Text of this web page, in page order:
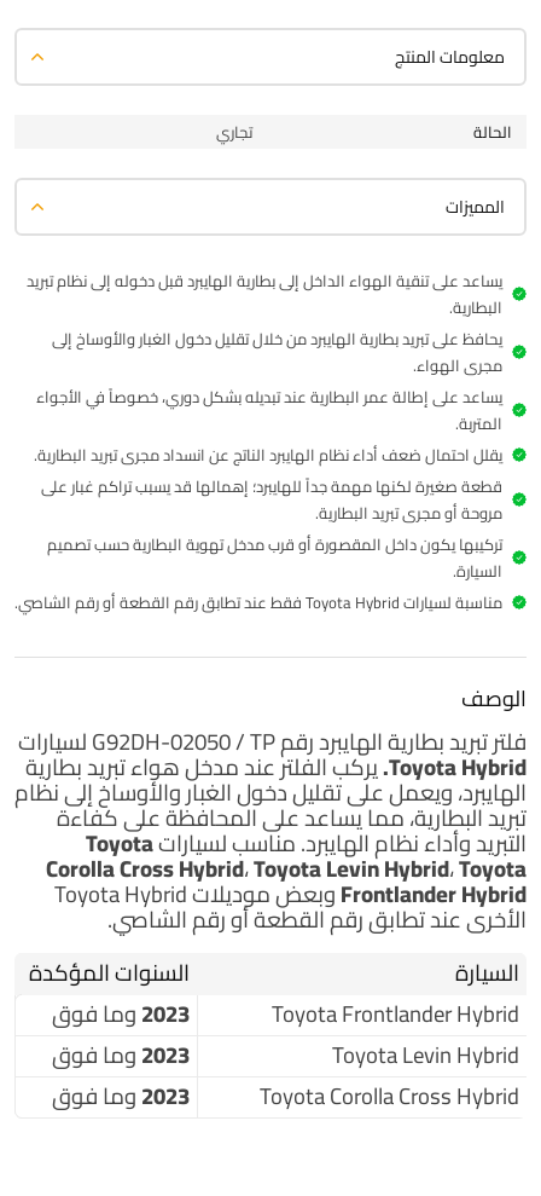
معلومات المنتج
الحالة تجاري
المميزات
يساعد على تنقية الهواء الداخل إلى بطارية الهايبرد قبل دخوله إلى نظام تبريد
البطارية.
يحافظ على تبريد بطارية الهايبرد من خلال تقليل دخول الغبار والأوساخ إلى
مجرى الهواء.
يساعد على إطالة عمر البطارية عند تبديله بشكل دوري، خصوصاً في الأجواء
المتربة.
يقلل احتمال ضعف أداء نظام الهايبرد الناتج عن انسداد مجرى تبريد البطارية.
قطعة صغيرة لكنها مهمة جداً للهايبرد؛ إهمالها قد يسبب تراكم غبار على
مروحة أو مجرى تبريد البطارية.
تركيبها يكون داخل المقصورة أو قرب مدخل تهوية البطارية حسب تصميم
السيارة.
مناسبة لسيارات Toyota Hybrid فقط عند تطابق رقم القطعة أو رقم الشاصي.
الوصف
فلتر تبريد بطارية الهايبردرقم G92DH-02050 / TP لسيارات
Toyota Hybrid. يركب الفلتر عند مدخل هواء تبريد بطارية
الهايبرد، ويعمل على تقليل دخول الغبار والأوساخ إلى نظام
تبريد البطارية، مما يساعد على المحافظة على كفاءة
التبريد وأداء نظام الهايبرد. مناسب لسياراتToyota
Corolla Cross Hybrid، Toyota Levin Hybrid، Toyota
Frontlander Hybrid وبعض موديلات Toyota Hybrid
الأخرى عند تطابق رقم القطعة أو رقم الشاصي.
السيارة
السنوات المؤكدة
Toyota Frontlander Hybrid
2023 وما فوق
Toyota Levin Hybrid
2023 وما فوق
Toyota Corolla Cross Hybrid
2023 وما فوق